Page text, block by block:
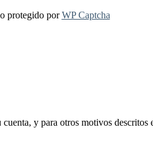
protegido porWP Captcha
y para otros motivos descritos